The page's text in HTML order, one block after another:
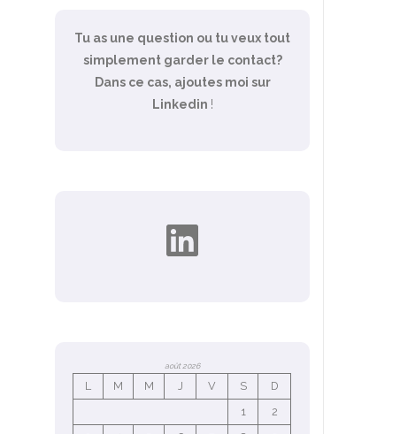
Tu as une question ou tu veux tout
simplement garder le contact?
Dans ce cas, ajoutes moi sur
Linkedin !
août 2026
L M M J V S
D
1
2